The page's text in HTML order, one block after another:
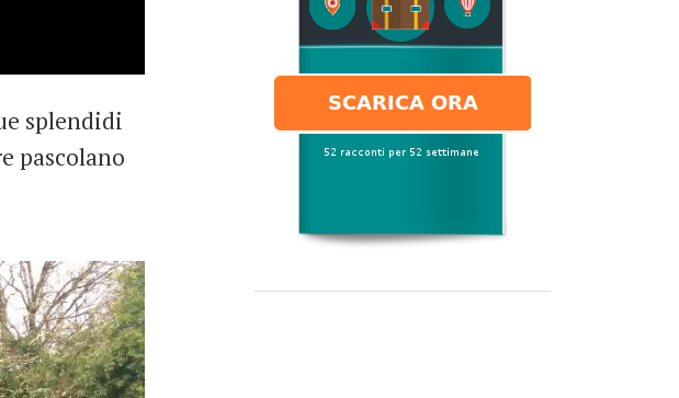
splendidi
pascolano